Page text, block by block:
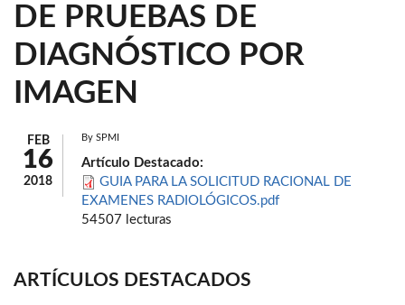
DE PRUEBAS DE
DIAGNÓSTICO POR
IMAGEN
FEB
16
2018
By SPMI
Artículo Destacado:
GUIA PARA LA SOLICITUD RACIONAL DE
EXAMENES RADIOLÓGICOS.pdf
54507 lecturas
ARTÍCULOS DESTACADOS